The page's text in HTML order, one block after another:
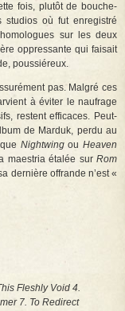
fois, plutôt de bouche-
où fut enregistré
sur les deux
oppressante qui faisait
poussiéreux.
pas. Malgré ces
à éviter le naufrage
restent efficaces. Peut-
de Marduk, perdu au
NightwingouHeaven
maestria étalée surRom
dernière offrande n’est «
Fleshly Void 4.
7. To Redirect